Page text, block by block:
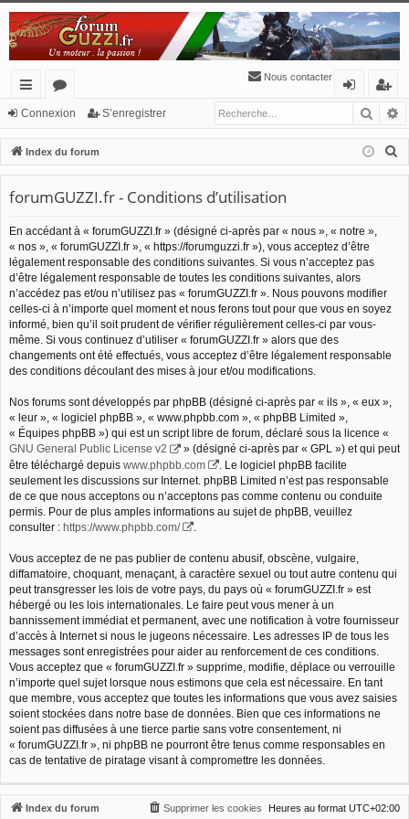
cc
ès
ra
pi
de
or
u
m
s
Nous contacter
n
ne
o
n
’e
nr
eg
Connexion S’enregistrer
Index du forum
forumGUZZI.fr - Conditions d’utilisation
En accédant à « forumGUZZI.fr » (désigné ci-après par « nous », « notre »,
« nos », « forumGUZZI.fr », « https://forumguzzi.fr »), vous acceptez d’être
légalement responsable des conditions suivantes. Si vous n’acceptez pas
d’être légalement responsable de toutes les conditions suivantes, alors
n’accédez pas et/ou n’utilisez pas « forumGUZZI.fr ». Nous pouvons modifier
celles-ci à n’importe quel moment et nous ferons tout pour que vous en soyez
informé, bien qu’il soit prudent de vérifier régulièrement celles-ci par vous-
même. Si vous continuez d’utiliser « forumGUZZI.fr » alors que des
changements ont été effectués, vous acceptez d’être légalement responsable
des conditions découlant des mises à jour et/ou modifications.
Nos forums sont développés par phpBB (désigné ci-après par « ils », « eux »,
« leur », « logiciel phpBB », « www.phpbb.com », « phpBB Limited »,
« Équipes phpBB ») qui est un script libre de forum, déclaré sous la licence «
GNU General Public License v2
» (désigné ci-après par « GPL ») et qui peut
être téléchargé depuis www.phpbb.com
. Le logiciel phpBB facilite
seulement les discussions sur Internet. phpBB Limited n’est pas responsable
de ce que nous acceptons ou n’acceptons pas comme contenu ou conduite
permis. Pour de plus amples informations au sujet de phpBB, veuillez
consulter : https://www.phpbb.com/ .
Vous acceptez de ne pas publier de contenu abusif, obscène, vulgaire,
diffamatoire, choquant, menaçant, à caractère sexuel ou tout autre contenu qui
peut transgresser les lois de votre pays, du pays où « forumGUZZI.fr » est
hébergé ou les lois internationales. Le faire peut vous mener à un
bannissement immédiat et permanent, avec une notification à votre fournisseur
d’accès à Internet si nous le jugeons nécessaire. Les adresses IP de tous les
messages sont enregistrées pour aider au renforcement de ces conditions.
Vous acceptez que « forumGUZZI.fr » supprime, modifie, déplace ou verrouille
n’importe quel sujet lorsque nous estimons que cela est nécessaire. En tant
que membre, vous acceptez que toutes les informations que vous avez saisies
soient stockées dans notre base de données. Bien que ces informations ne
soient pas diffusées à une tierce partie sans votre consentement, ni
« forumGUZZI.fr », ni phpBB ne pourront être tenus comme responsables en
cas de tentative de piratage visant à compromettre les données.
Index du forum Heures au format UTC+02:00
Supprimer les cookies